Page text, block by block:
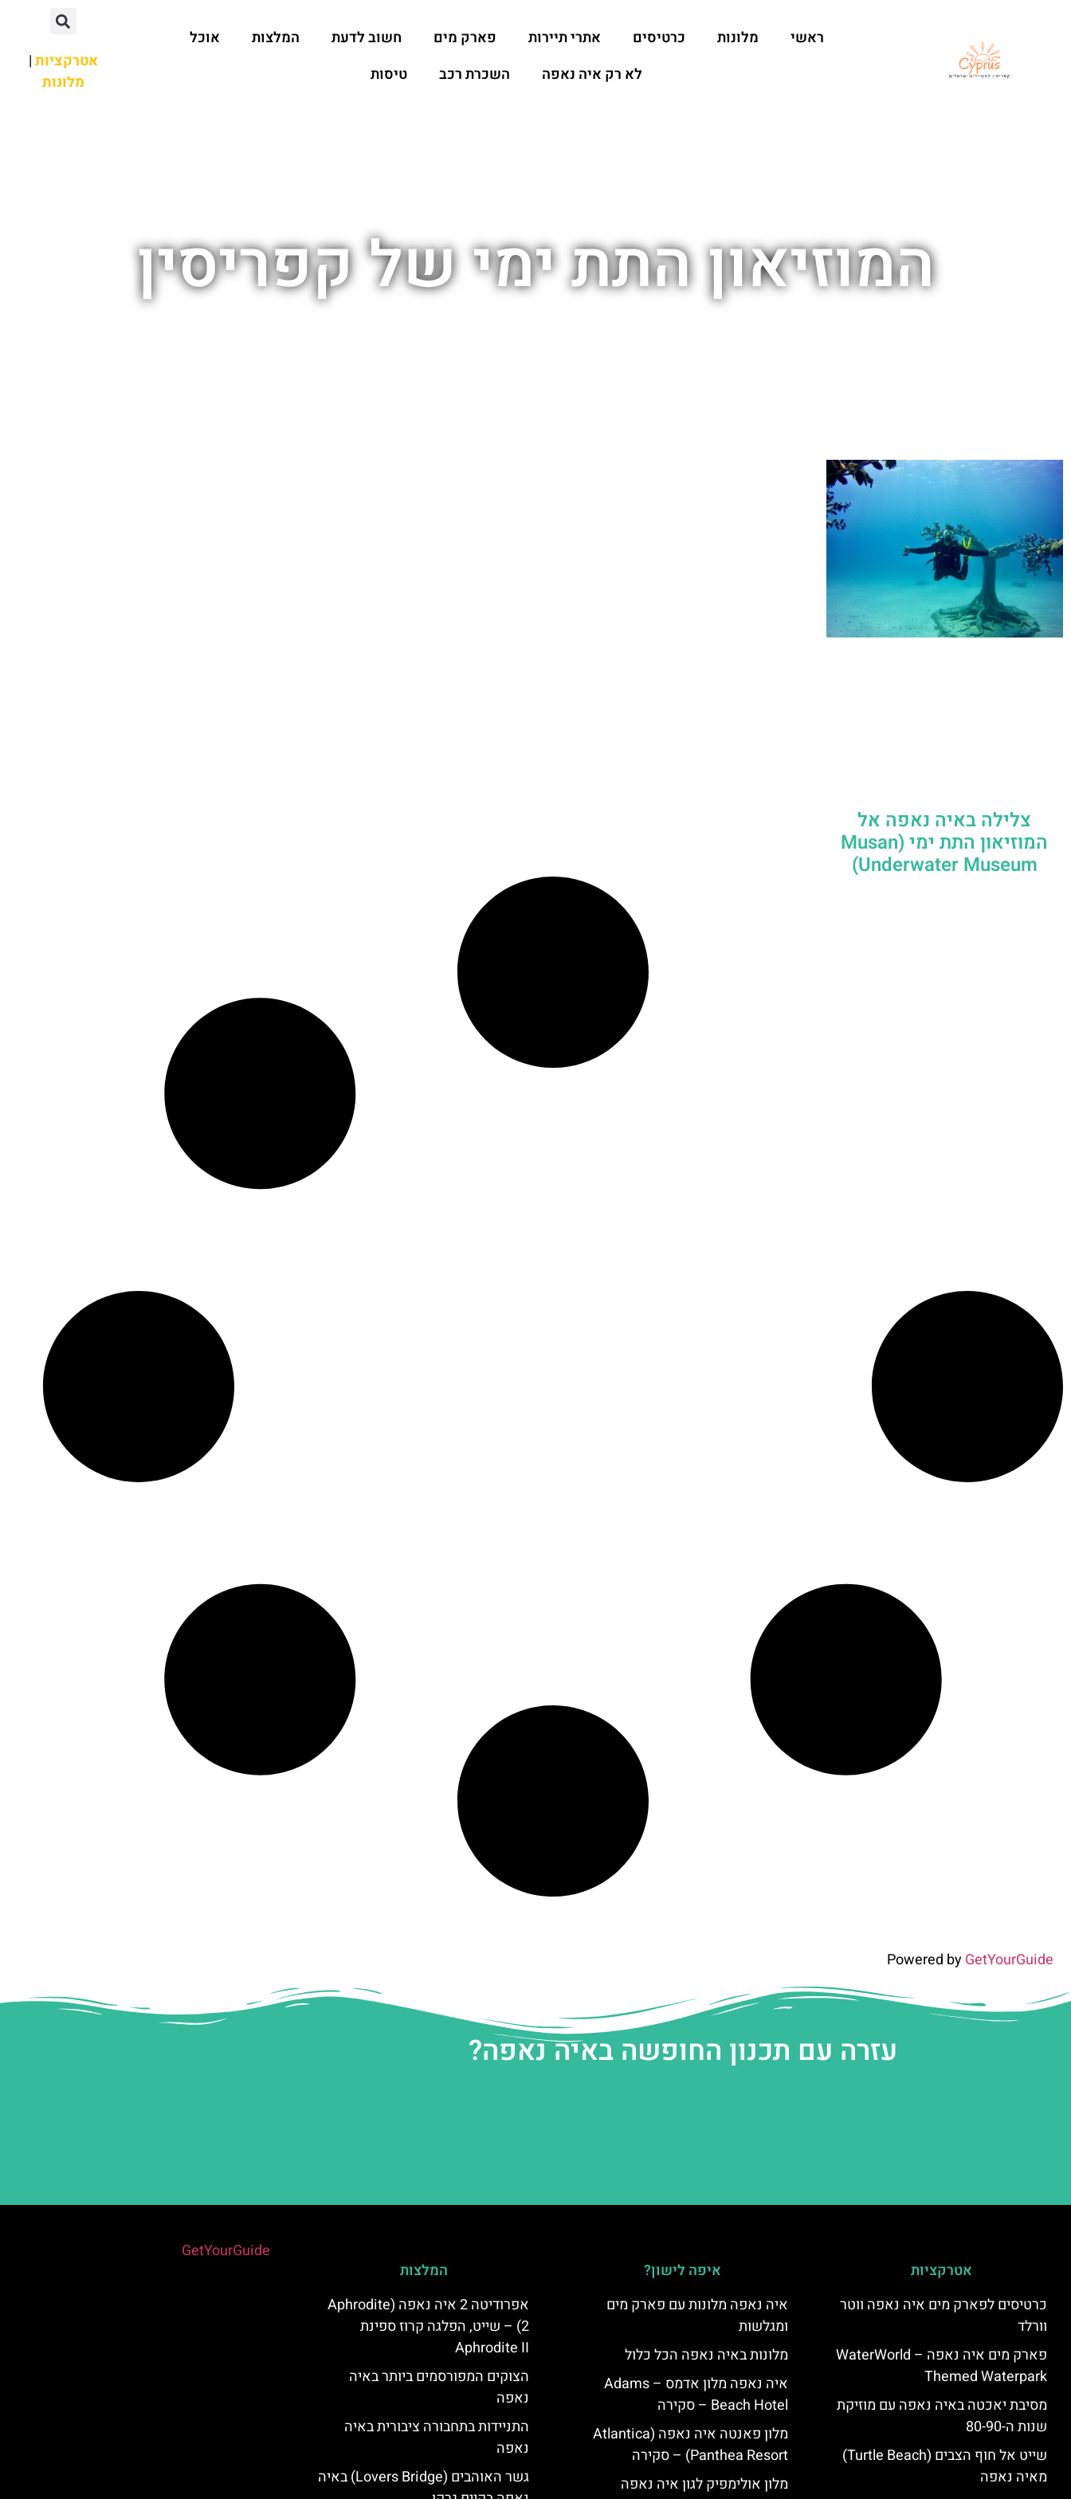
ראשי מלונות כרטיסים אתרי תיירות פארק מים חשוב לדעת המלצות
אוכל
לא רק איה נאפה
השכרת רכב טיסות
אטרקציות|
מלונות
המוזיאון התת ימי של קפריסין
צלילה באיה נאפה אל
המוזיאון התת ימי (Musan
Underwater Museum)
Powered byGetYourGuide
עזרה עם תכנון החופשה באיה נאפה?
אטרקציות
כרטיסים לפארק מים איה נאפה ווטר
וורלד
פארק מים איה נאפה – ‪‪WaterWorld
Themed Waterpark‬‬
מסיבת יאכטה באיה נאפה עם מוזיקת
שנות ה-80-90
שייט אל חוף הצבים (Turtle Beach)
מאיה נאפה
איפה לישון?
איה נאפה מלונות עם פארק מים
ומגלשות
מלונות באיה נאפה הכל כלול
איה נאפה מלון אדמס – Adams
Beach Hotel – סקירה
מלון פאנטה איה נאפה (Atlantica
Panthea Resort) – סקירה
מלון אולימפיק לגון איה נאפה
המלצות
אפרודיטה 2 איה נאפה (Aphrodite
2) – שייט, הפלגה קרוז ספינת
Aphrodite II
הצוקים המפורסמים ביותר באיה
נאפה
התניידות בתחבורה ציבורית באיה
נאפה
גשר האוהבים (Lovers Bridge) באיה
GetYourGuide